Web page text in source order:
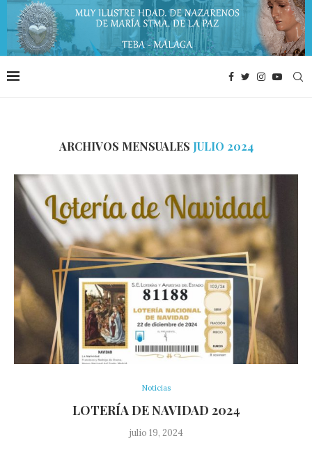
ARCHIVOS MENSUALES JULIO 2024
Noticias
LOTERÍA DE NAVIDAD 2024
julio 19, 2024